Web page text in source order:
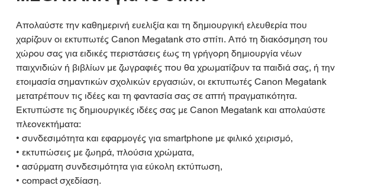
Απολαύστε την καθημερινή ευελιξία και τη δημιουργική ελευθερία που
χαρίζουν οι εκτυπωτές Canon Megatank στο σπίτι. Από τη διακόσμηση του
χώρου σας για ειδικές περιστάσεις έως τη γρήγορη δημιουργία νέων
παιχνιδιών ή βιβλίων με ζωγραφιές που θα χρωματίζουν τα παιδιά σας, ή την
ετοιμασία σημαντικών σχολικών εργασιών, οι εκτυπωτές Canon Megatank
μετατρέπουν τις ιδέες και τη φαντασία σας σε απτή πραγματικότητα.
Εκτυπώστε τις δημιουργικές ιδέες σας με Canon Megatank και απολαύστε
πλεονεκτήματα:
• συνδεσιμότητα και εφαρμογές για smartphone με φιλικό χειρισμό,
• εκτυπώσεις με ζωηρά, πλούσια χρώματα,
• ασύρματη συνδεσιμότητα για εύκολη εκτύπωση,
• сompact σχεδίαση.